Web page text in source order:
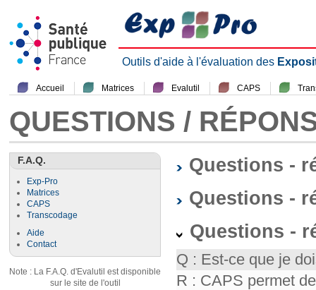
Outils d'aide à l'évaluation des
Accueil Matrices Evalutil CAPS
QUESTIONS /
F.A.Q.
Exp-Pro
Matrices
CAPS
Transcodage
Aide
Contact
Note : La F.A.Q. d'Evalutil est disponible
sur le site de l'outil
Questions -
Questions -
Questions -
Q : Est-ce que je
R : CAPS permet